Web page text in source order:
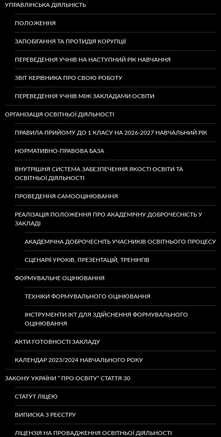
УПРАВЛІНСЬКА ДІЯЛЬНІСТЬ
ПОЛОЖЕННЯ
ЗАПОБІГАННЯ ТА ПРОТИДІЯ КОРУПЦІЇ
ПЕРЕВЕДЕННЯ УЧНІВ НА НАСТУПНИЙ РІК НАВЧАННЯ
ЗВІТ КЕРІВНИКА ПРО СВОЮ РОБОТУ
ПЕРЕВЕДЕННЯ УЧНІВ МІЖ ЗАКЛАДАМИ ОСВІТИ
ОРГАНІЗАЦІЯ ОСВІТНЬОЇ ДІЯЛЬНОСТІ
ПРАВИЛА ПРИЙОМУ ДО 1 КЛАСУ НА 2026-2027 НАВЧАЛЬНИЙ РІК
НОРМАТИВНО-ПРАВОВА БАЗА
ВНУТРІШНЯ СИСТЕМА ЗАБЕЗПЕЧЕННЯ ЯКОСТІ ОСВІТИ ТА
ОСВІТНЬОЇ ДІЯЛЬНОСТІ
ПРОВЕДЕННЯ САМООЦІНЮВАННЯ
РЕАЛІЗАЦІЯ ПОЛОЖЕННЯ ПРО АКАДЕМІЧНУ ДОБРОЧЕСНІСТЬ У
ЗАКЛАДІ
АКАДЕМІЧНА ДОБРОЧЕСНІТЬ УЧАСНИКІВ ОСВІТНЬОГО ПРОЦЕСУ
СЦЕНАРІЇ УРОКІВ, ПРЕЗЕНТАЦІЙ, ТРЕНІНГІВ
ФОРМУВАЛЬНЕ ОЦІНЮВАННЯ
ТЕХНІКИ ФОРМУВАЛЬНОГО ОЦІНЮВАННЯ
ІНСТРУМЕНТИ ІКТ ДЛЯ ЗДІЙСНЕННЯ ФОРМУВАЛЬНОГО
ОЦІНЮВАННЯ
АКТИ ГОТОВНОСТІ ЗАКЛАДУ
КАЛЕНДАР 2023/2024 НАВЧАЛЬНОГО РОКУ
ЗАКОНУ УКРАЇНИ ” ПРО ОСВІТУ” СТАТТЯ 30
СТАТУТ ЛІЦЕЮ
ВИПИСКА З РЕЄСТРУ
ЛІЦЕНЗІЯ НА ПРОВАДЖЕННЯ ОСВІТНЬОЇ ДІЯЛЬНОСТІ